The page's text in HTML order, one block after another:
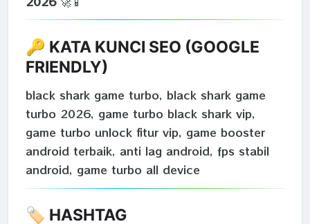
🔑 KATA KUNCI SEO (GOOGLE
FRIENDLY)
black shark game turbo, black shark game
turbo 2026, game turbo black shark vip,
game turbo unlock fitur vip, game booster
android terbaik, anti lag android, fps stabil
android, game turbo all device
🏷️ HASHTAG